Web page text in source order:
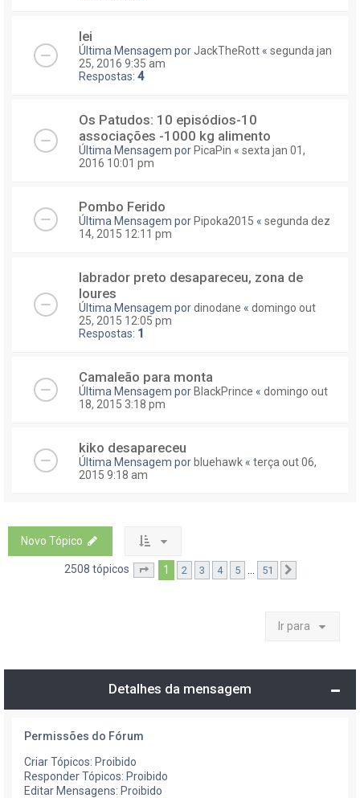
lei
Última Mensagem por JackTheRott « segunda jan
25, 2016 9:35 am
Respostas: 4
Os Patudos: 10 episódios-10
associações -1000 kg alimento
Última Mensagem por PicaPin « sexta jan 01,
2016 10:01 pm
Pombo Ferido
Última Mensagem por Pipoka2015 « segunda dez
14, 2015 12:11 pm
labrador preto desapareceu, zona de
loures
Última Mensagem pordinodane « domingo out
25, 2015 12:05 pm
Respostas: 1
Camaleão para monta
Última Mensagem por BlackPrince « domingo out
18, 2015 3:18 pm
kiko desapareceu
Última Mensagem por bluehawk « terça out 06,
2015 9:18 am
Novo Tópico
2508 tópicos Página1 de
1 2 3 4 5 ... 51
Ir para
Detalhes da mensagem
Permissões do Fórum
Criar Tópicos: Proibido
Responder Tópicos: Proibido
Editar Mensagens: Proibido